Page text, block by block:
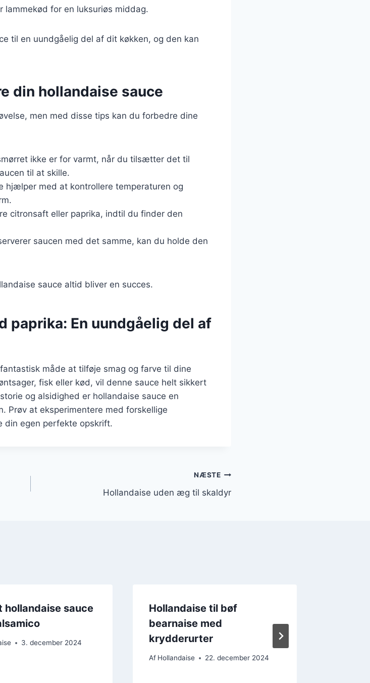
lammekød for en luksuriøs middag.
til en uundgåelig del af dit køkken, og den kan
din hollandaise sauce
men med disse tips kan du forbedre dine
ikke er for varmt, når du tilsætter det til
til at skille.
hjælper med at kontrollere temperaturen og
citronsaft eller paprika, indtil du finder den
saucen med det samme, kan du holde den
sauce altid bliver en succes.
paprika: En uundgåelig del af
måde at tilføje smag og farve til dine
fisk eller kød, vil denne sauce helt sikkert
og alsidighed er hollandaise sauce en
Prøv at eksperimentere med forskellige
din egen perfekte opskrift.
NÆSTE
Hollandaise uden æg til skaldyr
hollandaise sauce
3. december 2024
Hollandaise til bøf
bearnaise med
krydderurter
Af Hollandaise 22. december 2024